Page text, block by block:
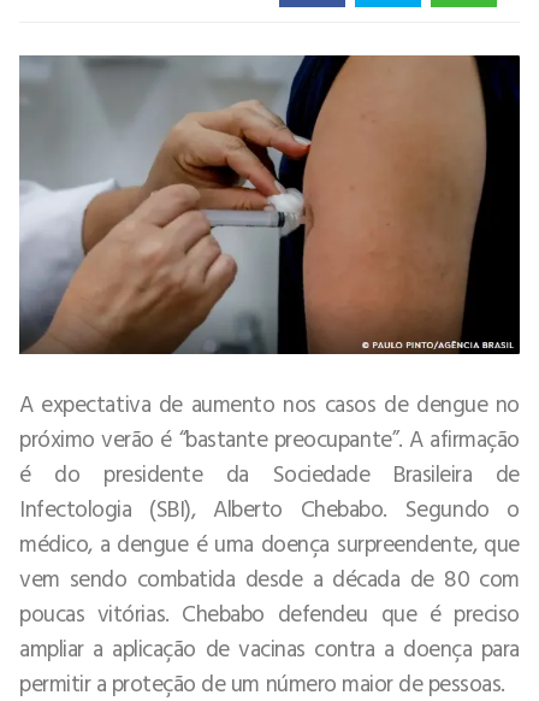
A expectativa de aumento nos casos de dengue no
próximo verão é “bastante preocupante”. A afirmação
é do presidente da Sociedade Brasileira de
Infectologia (SBI), Alberto Chebabo. Segundo o
médico, a dengue é uma doença surpreendente, que
vem sendo combatida desde a década de 80 com
poucas vitórias. Chebabo defendeu que é preciso
ampliar a aplicação de vacinas contra a doença para
permitir a proteção de um número maior de pessoas.